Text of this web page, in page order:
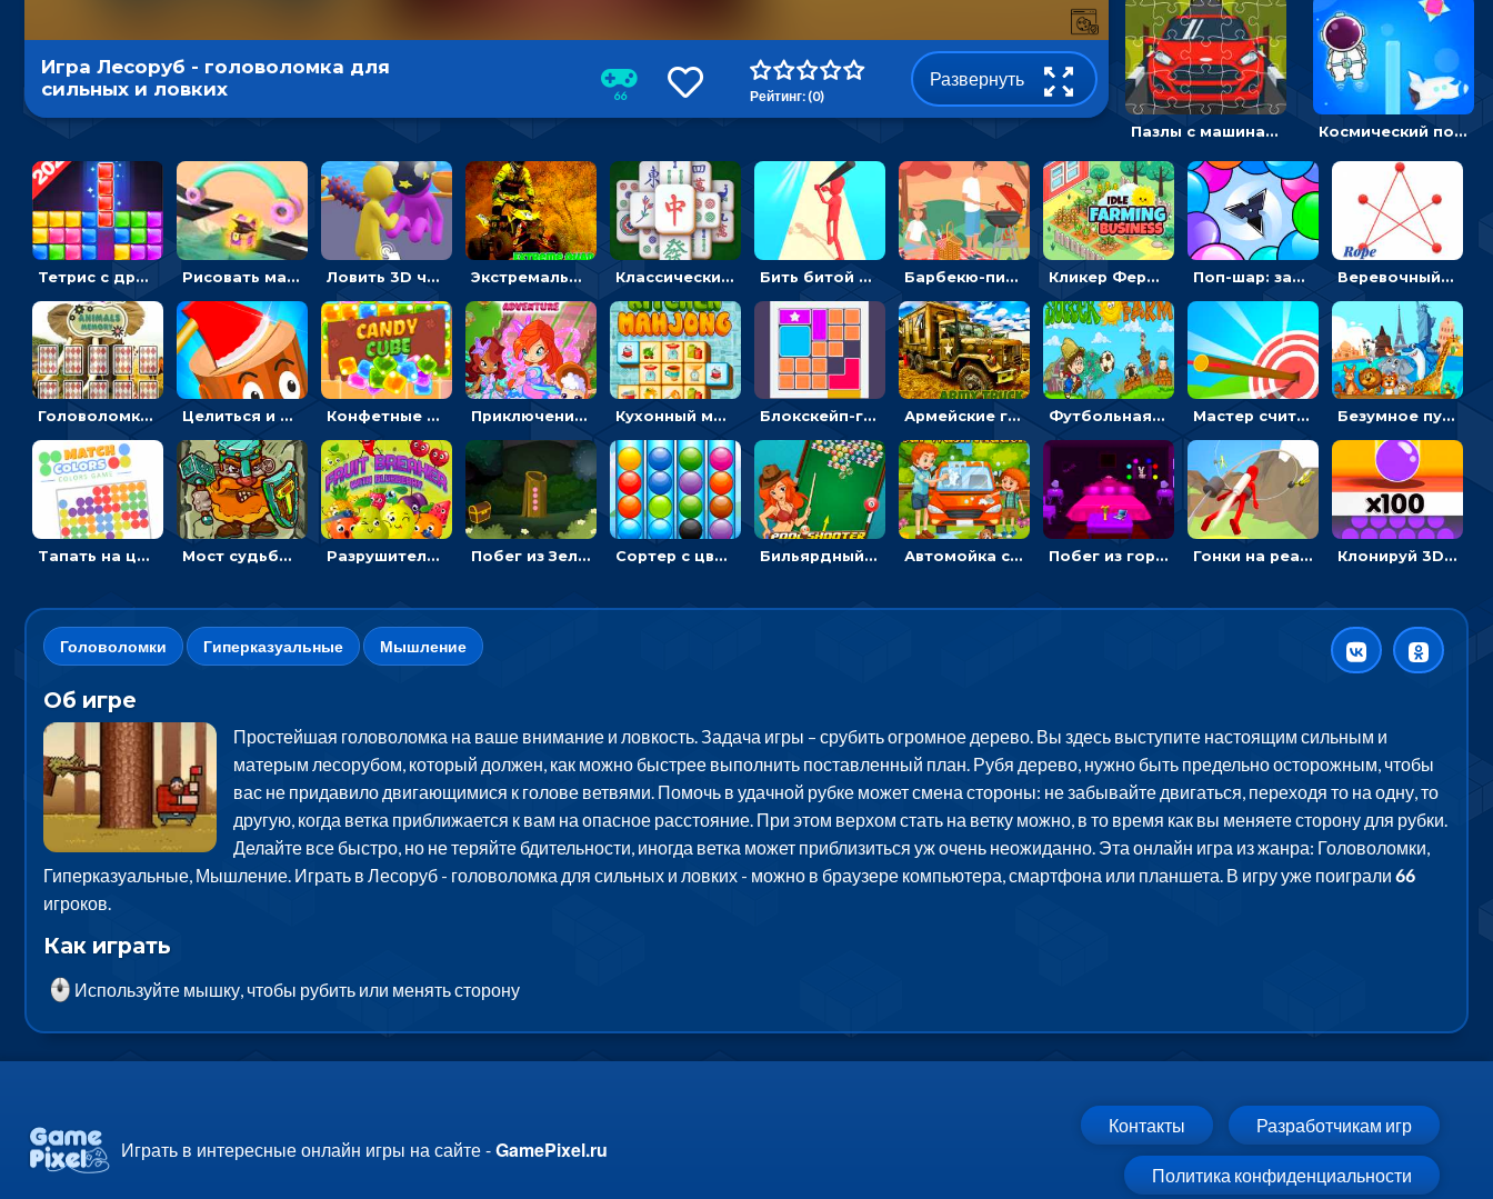
Пазлы с машинами Форд: собирать картинки и открывать новые Космический побег: двигать космонавта, чтобы попасть к кораблю
Игра Лесоруб - головоломка для
сильных и ловких
66 Рейтинг: (0)
Развернуть
Тетрис с драгоценными камнями: расставляй блоки, чтобы получить линию - головоломка Рисовать машину и выигрывать гонку - для мальчиков Ловить 3D человечком своего цвета и собирать драгоценности - гиперказуалка Экстремальные пазлы с квадроциклами: собирать крутые тачки Классический маджонг на время: находить пары одинаковых плиток, чтобы расчищать поле Бить битой по шарику, чтобы сбивать кубики с буквами на пути к финишу - 3D Барбекю-пикник: искать скрытые предметы на картинках - головоломка Кликер Фермерский бизнес: расти овощи, чтобы богатеть Поп-шар: запускать колючку, чтобы лопать воздушные шарики Веревочный мастер: двигай узелки и развязывай их
Головоломка с животными: переворачивать карточки, чтобы находить пару Целиться и метать топор в 3D мишени Конфетные кубики: двигать сладости в сторону, чтобы стрелять по целям Приключения Клуба Винкс: менять дорожки, чтобы собирать кристаллы Кухонный маджонг: соединять пары посуды и расчищать поле Блокскейп-головоломка: двигать блоки, чтобы достать элемент со звездой Армейские грузовики в пазлах: собери военную машину Футбольная ферма: бей по мячу, чтобы забивать в ворота и ловить звезды Мастер считать стрелы: увеличивать запас, чтобы поразить больше целей Безумное путешествие друзей по миру: собирать пазлы из фото с животными
Тапать на цветные точки, чтобы взрывать одинаковые - три в ряд Мост судьбы: прыгать по платформам и бить молотом орков Разрушитель фруктов: стрелять ягодами по ананасам Побег из Зеленого парка: решай ребусы, чтобы выбраться на свободу Сортер с цветными шариками: размещать в колбах по цвету Бильярдный пул: стрелять шариками, чтобы взрывать одинаковые Автомойка со скрытыми звездами: ищи на время Побег из горной деревни: решай головоломки, чтобы открыть ворота Гонки на реактивном ранце: избегать преград, чтобы лететь к финишу Клонируй 3D шарики и сливай их в воронку
Головоломки Гиперказуальные Мышление
Об игре
Простейшая головоломка на ваше внимание и ловкость. Задача игры – срубить огромное дерево. Вы здесь выступите настоящим сильным и
матерым лесорубом, который должен, как можно быстрее выполнить поставленный план. Рубя дерево, нужно быть предельно осторожным, чтобы
вас не придавило двигающимися к голове ветвями. Помочь в удачной рубке может смена стороны: не забывайте двигаться, переходя то на одну, то
другую, когда ветка приближается к вам на опасное расстояние. При этом верхом стать на ветку можно, в то время как вы меняете сторону для рубки.
Делайте все быстро, но не теряйте бдительности, иногда ветка может приблизиться уж очень неожиданно. Эта онлайн игра из жанра: Головоломки,
Гиперказуальные, Мышление. Играть в Лесоруб - головоломка для сильных и ловких - можно в браузере компьютера, смартфона или планшета. В игру уже поиграли 66
игроков.
Как играть
Используйте мышку, чтобы рубить или менять сторону
Играть в интересные онлайн игры на сайте -GamePixel.ru
Контакты Разработчикам игр
Политика конфиденциальности